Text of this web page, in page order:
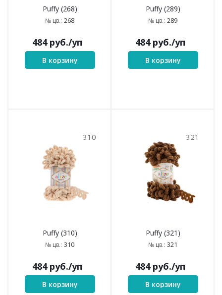
Puffy (268)
№ цв.: 268
484руб./уп
В корзину
Puffy (289)
№ цв.: 289
484руб./уп
В корзину
310
Puffy (310)
№ цв.: 310
484руб./уп
В корзину
321
Puffy (321)
№ цв.: 321
484руб./уп
В корзину